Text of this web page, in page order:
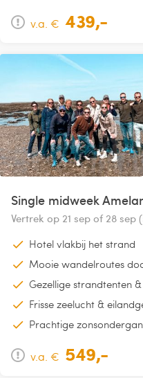
v.a. € 439,-
Single midweek
Vertrek op 21 sep of 28 sep
Hotel vlakbij het strand
Mooie wandelroutes
Gezellige strandtenten
Frisse zeelucht &
Prachtige
v.a. € 549,-